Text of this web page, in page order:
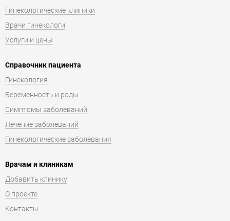
Гинекологические клиники
Врачи гинекологи
Услуги и цены
Справочник пациента
Гинекология
Беременность и роды
Симптомы заболеваний
Лечение заболеваний
Гинекологические заболевания
Врачам и клиникам
Добавить клинику
О проекте
Контакты